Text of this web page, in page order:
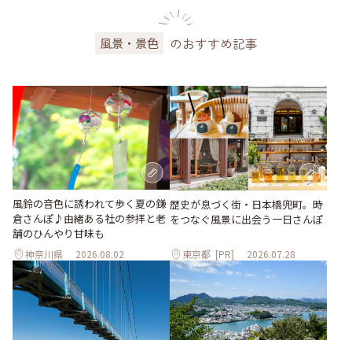
風景・景色 のおすすめ記事
風鈴の音色に誘われて歩く夏の鎌
倉さんぽ♪由緒ある社の参拝と老
舗のひんやり甘味も
神奈川県 2026.08.02
歴史が息づく街・日本橋兜町。時
をつなぐ風景に出会う一日さんぽ
東京都 [PR] 2026.07.28